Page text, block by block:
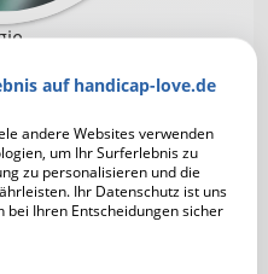
auf handicap-love.de
andere Websites verwenden
um Ihr Surferlebnis zu
zu personalisieren und die
Ihr Datenschutz ist uns
bei Ihren Entscheidungen sicher
treten und die
musst du dich zuerst
geht schnell und ist